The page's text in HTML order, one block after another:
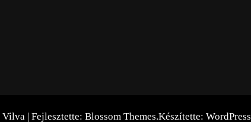
Vilva | Fejlesztette: Blossom Themes.Készítette: WordPress